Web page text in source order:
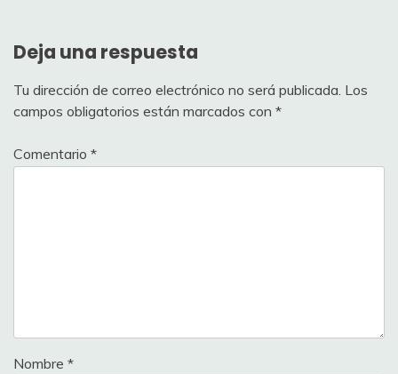
Deja una respuesta
Tu dirección de correo electrónico no será publicada. Los
campos obligatorios están marcados con *
Comentario *
Nombre *